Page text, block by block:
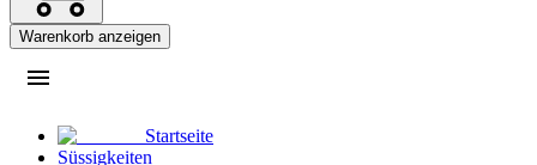
Warenkorb anzeigen
Startseite
Süssigkeiten